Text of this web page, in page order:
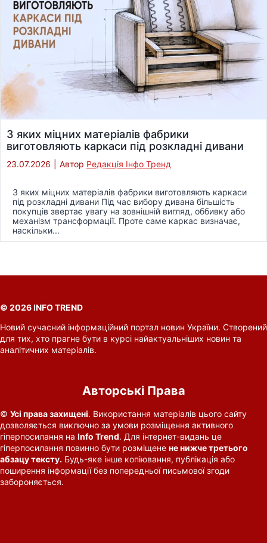
З яких міцних матеріалів фабрики
виготовляють каркаси під розкладні дивани
23.07.2026 Автор Редакція Інфо Тренд
З яких міцних матеріалів фабрики виготовляють каркаси
під розкладні дивани Під час вибору дивана більшість
покупців звертає увагу на зовнішній вигляд, оббивку або
механізм трансформації. Проте саме каркас визначає,
наскільки...
© 2026 INFO TREND
Новий сучасний інформаційний портал новин України. Створений
для тих, хто прагне бути в курсі найактуальніших новин та
аналітичних матеріалів.
Авторські Права
© Усі права захищені. Використання матеріалів цього сайту
дозволяється виключно за умови розміщення активного
гіперпосилання на Info Trend. Для інтернет-видань це
гіперпосилання повинно бути розміщене не нижче третього
абзацу тексту. Будь-яке інше копіювання, публікація або
поширення інформації без попередньої письмової згоди
забороняється.